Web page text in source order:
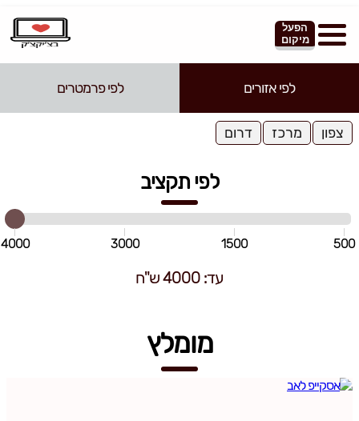
הפעל
מיקום
לפי אזורים לפי פרמטרים
צפון מרכז דרום
לפי תקציב
500
1500
3000
4000
עד: 4000 ש"ח
מומלץ